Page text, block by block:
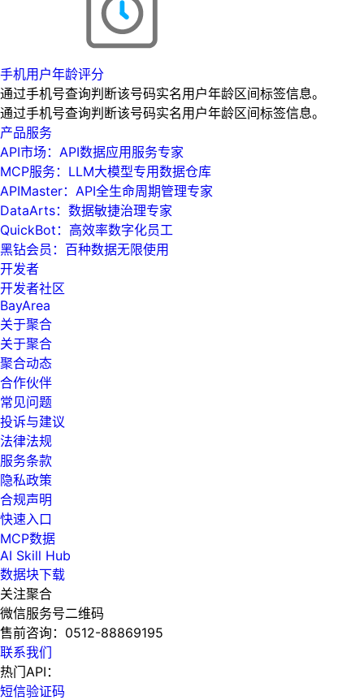
手机用户年龄评分
通过手机号查询判断该号码实名用户年龄区间标签信息。
通过手机号查询判断该号码实名用户年龄区间标签信息。
产品服务
API市场：API数据应用服务专家
MCP服务：LLM大模型专用数据仓库
APIMaster：API全生命周期管理专家
DataArts：数据敏捷治理专家
QuickBot：高效率数字化员工
黑钻会员：百种数据无限使用
开发者
开发者社区
BayArea
关于聚合
关于聚合
聚合动态
合作伙伴
常见问题
投诉与建议
法律法规
服务条款
隐私政策
合规声明
快速入口
MCP数据
AI Skill Hub
数据块下载
关注聚合
微信服务号二维码
售前咨询： 0512-88869195
联系我们
热门API：
短信验证码